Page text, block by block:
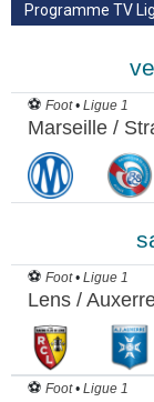
Programme TV